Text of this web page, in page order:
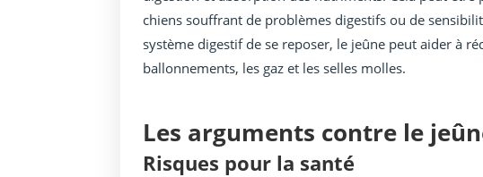
chiens souffrant de problèmes digestifs ou de
système digestif de se reposer, le jeûne peut aider à
ballonnements, les gaz et les selles molles.
Les arguments contre le
Risques pour la santé